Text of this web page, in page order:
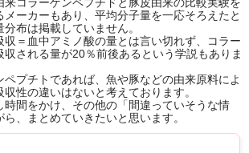
メーカーもあり、平均分子量を一応そろえたと
布は掲載していません。
収＝血中アミノ酸の量とは言い切れず、コラー
される量が20％前後あるという学説もありま
ペプチトであれば、魚や豚などの由来原料によ
性の違いはないと考えております。
時間をかけ、その他の「間違っていそうな情
、まとめていきたいと思います。